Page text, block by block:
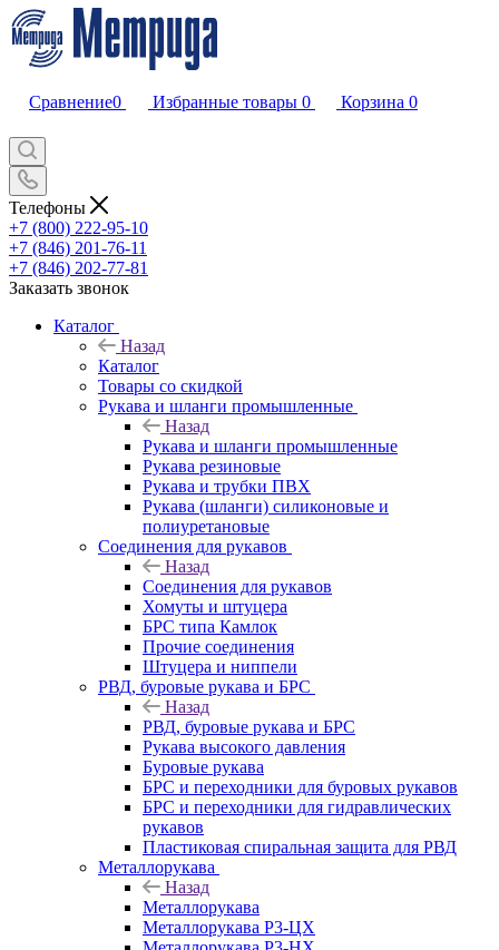
Сравнение0 Избранные товары 0 Корзина 0
Телефоны
+7 (800) 222-95-10
+7 (846) 201-76-11
+7 (846) 202-77-81
Заказать звонок
Каталог
Назад
Каталог
Товары со скидкой
Рукава и шланги промышленные
Назад
Рукава и шланги промышленные
Рукава резиновые
Рукава и трубки ПВХ
Рукава (шланги) силиконовые и
полиуретановые
Соединения для рукавов
Назад
Соединения для рукавов
Хомуты и штуцера
БРС типа Камлок
Прочие соединения
Штуцера и ниппели
РВД, буровые рукава и БРС
Назад
РВД, буровые рукава и БРС
Рукава высокого давления
Буровые рукава
БРС и переходники для буровых рукавов
БРС и переходники для гидравлических
рукавов
Пластиковая спиральная защита для РВД
Металлорукава
Назад
Металлорукава
Металлорукава Р3-ЦХ